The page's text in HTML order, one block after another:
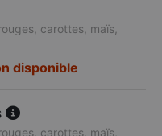
carottes, maïs,
disponible
carottes, maïs,